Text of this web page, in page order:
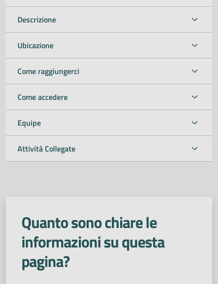
Descrizione
Ubicazione
Come raggiungerci
Come accedere
Equipe
Attività Collegate
Quanto sono chiare le
informazioni su questa
pagina?